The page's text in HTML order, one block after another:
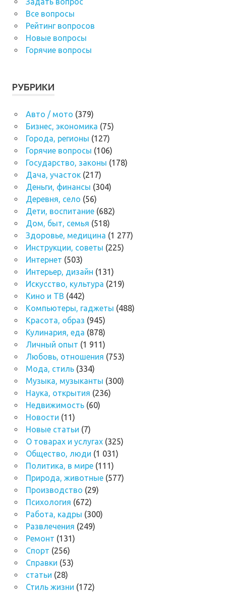
Все вопросы
Рейтинг вопросов
Новые вопросы
Горячие вопросы
РУБРИКИ
Авто / мото (379)
Бизнес, экономика (75)
Города, регионы (127)
Горячие вопросы (106)
Государство, законы (178)
Дача, участок(217)
Деньги, финансы (304)
Деревня, село (56)
Дети, воспитание(682)
Дом, быт, семья (518)
Здоровье, медицина (1 277)
Инструкции, советы (225)
Интернет (503)
Интерьер, дизайн (131)
Искусство, культура (219)
Кино и ТВ (442)
Компьютеры, гаджеты (488)
Красота, образ (945)
Кулинария, еда (878)
Личный опыт (1 911)
Любовь, отношения (753)
Мода, стиль(334)
Музыка, музыканты (300)
Наука, открытия (236)
Недвижимость(60)
Новости (11)
Новые статьи (7)
О товарах и услугах(325)
Общество, люди (1 031)
Политика, в мире(111)
Природа, животные(577)
Производство (29)
Психология (672)
Работа, кадры (300)
Развлечения (249)
Ремонт (131)
Спорт (256)
Справки (53)
статьи (28)
Стиль жизни (172)